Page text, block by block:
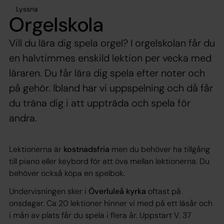
Lyssna
Orgelskola
Vill du lära dig spela orgel? I orgelskolan får du
en halvtimmes enskild lektion per vecka med
läraren. Du får lära dig spela efter noter och
på gehör. Ibland har vi uppspelning och då får
du träna dig i att uppträda och spela för
andra.
Lektionerna är kostnadsfria men du behöver ha tillgång
till piano eller keybord för att öva mellan lektionerna. Du
behöver också köpa en spelbok.
Undervisningen sker i Överluleå kyrka oftast på
onsdagar. Ca 20 lektioner hinner vi med på ett läsår och
i mån av plats får du spela i flera år. Uppstart V. 37